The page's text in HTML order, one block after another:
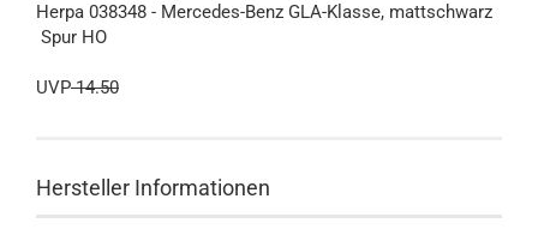
Herpa 038348 - Mercedes-Benz GLA-Klasse, mattschwarz
Spur HO
UVP14.50
Hersteller Informationen